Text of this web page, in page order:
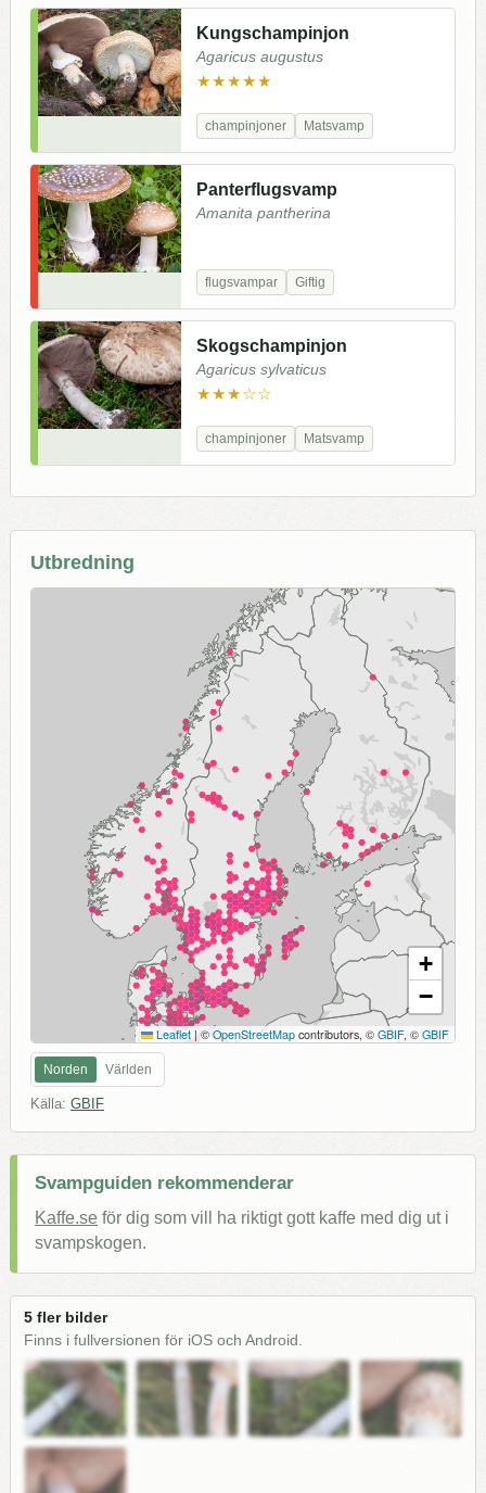
Kungschampinjon
Agaricus augustus
★★★★★
champinjoner Matsvamp
Panterflugsvamp
Amanita pantherina
flugsvampar Giftig
Skogschampinjon
Agaricus sylvaticus
★★★☆☆
champinjoner Matsvamp
Utbredning
+
−
Leaflet |©OpenStreetMap contributors, © GBIF, © GBIF
Norden Världen
Källa: GBIF
Svampguiden rekommenderar
Kaffe.se för dig som vill ha riktigt gott kaffe med dig ut i
svampskogen.
5 fler bilder
Finns i fullversionen för iOS och Android.